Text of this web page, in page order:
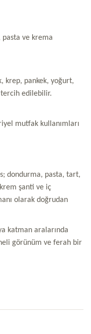
pasta ve krema
krep, pankek, yoğurt,
edilebilir.
mutfak kullanımları
dondurma, pasta, tart,
şanti ve iç
olarak doğrudan
katman aralarında
görünüm ve ferah bir